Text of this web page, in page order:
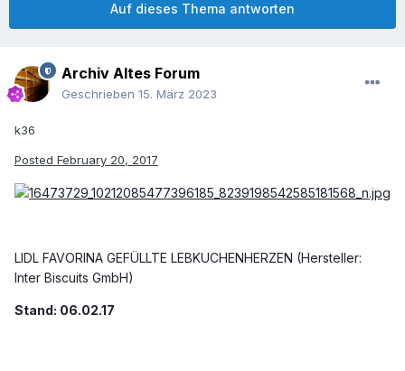
Auf dieses Thema antworten
Archiv Altes Forum
Geschrieben 15. März 2023
k36
Posted February 20, 2017
LIDL FAVORINA GEFÜLLTE LEBKUCHENHERZEN (Hersteller:
Inter Biscuits GmbH)
Stand: 06.02.17